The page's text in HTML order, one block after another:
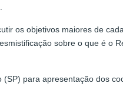
os objetivos maiores de
sobre o que é o
para apresentação dos